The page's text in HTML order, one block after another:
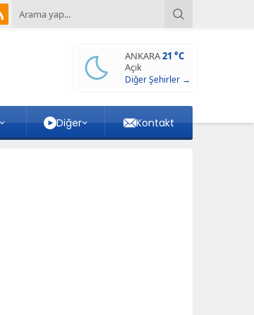
ANKARA21 °C
Açık
Diğer Şehirler →
Diğer Kontakt